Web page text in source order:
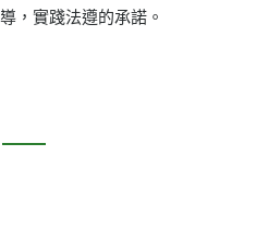
，實踐法遵的承諾。